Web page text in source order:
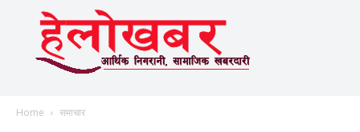
Home समाचार